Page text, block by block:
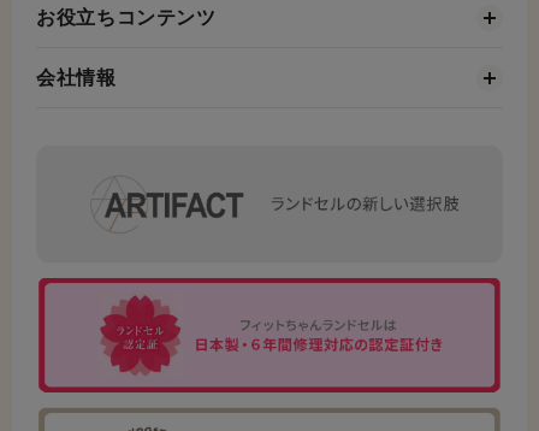
お役立ちコンテンツ
会社情報